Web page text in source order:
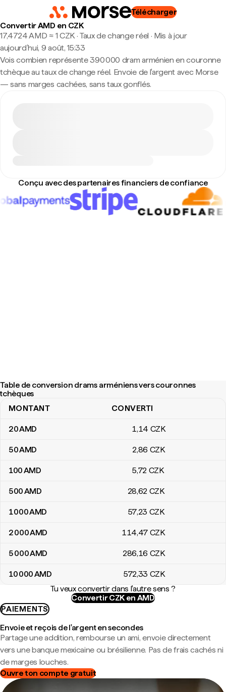
Télécharger
Convertir AMD en CZK
17,4724 AMD ≈ 1 CZK · Taux de change réel · Mis à jour
aujourd’hui, 9 août, 15:33
Vois combien représente 390 000 dram arménien en couronne
tchèque au taux de change réel. Envoie de l'argent avec Morse
— sans marges cachées, sans taux gonflés.
Conçu avec des partenaires financiers de confiance
Table de conversion drams arméniens vers couronnes
tchèques
Table de conversion drams arméniens vers couronnes tchèques
MONTANT CONVERTI
20AMD 1,14 CZK
50AMD 2,86 CZK
100AMD 5,72 CZK
500AMD 28,62 CZK
1 000AMD 57,23 CZK
2 000AMD 114,47 CZK
5 000AMD 286,16 CZK
10 000AMD 572,33 CZK
Tu veux convertir dans l'autre sens ?
Convertir CZK en AMD
PAIEMENTS
Envoie et reçois de l'argent en secondes
Partage une addition, rembourse un ami, envoie directement
vers une banque mexicaine ou brésilienne. Pas de frais cachés ni
de marges louches.
Ouvre ton compte gratuit